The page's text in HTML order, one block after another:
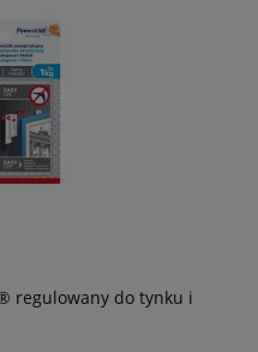
regulowany do tynku i